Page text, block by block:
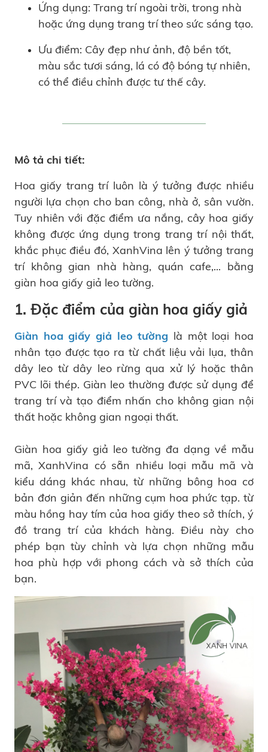
Ứng dụng: Trang trí ngoài trời, trong nhà
hoặc ứng dụng trang trí theo sức sáng tạo.
Ưu điểm: Cây đẹp như ảnh, độ bền tốt,
màu sắc tươi sáng, lá có độ bóng tự nhiên,
có thể điều chỉnh được tư thế cây.
Mô tả chi tiết:
Hoa giấy trang trí luôn là ý tưởng được nhiều
người lựa chọn cho ban công, nhà ở, sân vườn.
Tuy nhiên với đặc điểm ưa nắng, cây hoa giấy
không được ứng dụng trong trang trí nội thất,
khắc phục điều đó, XanhVina lên ý tưởng trang
trí không gian nhà hàng, quán cafe,... bằng
giàn hoa giấy giả leo tường.
1. Đặc điểm của giàn hoa giấy giả
Giàn hoa giấy giả leo tường là một loại hoa
nhân tạo được tạo ra từ chất liệu vải lụa, thân
dây leo từ dây leo rừng qua xử lý hoặc thân
PVC lõi thép. Giàn leo thường được sử dụng để
trang trí và tạo điểm nhấn cho không gian nội
thất hoặc không gian ngoại thất.
Giàn hoa giấy giả leo tường đa dạng về mẫu
mã, XanhVina có sẵn nhiều loại mẫu mã và
kiểu dáng khác nhau, từ những bông hoa cơ
bản đơn giản đến những cụm hoa phức tạp. từ
màu hồng hay tím của hoa giấy theo sở thích, ý
đồ trang trí của khách hàng. Điều này cho
phép bạn tùy chỉnh và lựa chọn những mẫu
hoa phù hợp với phong cách và sở thích của
bạn.